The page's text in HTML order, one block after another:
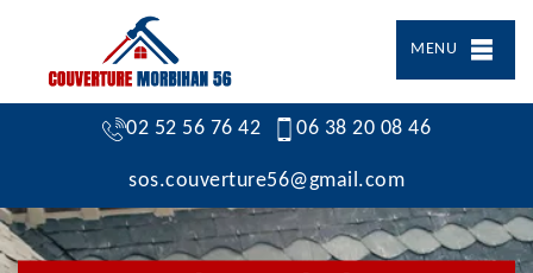
MENU
02 52 56 76 42 06 38 20 08 46
sos.couverture56@gmail.com